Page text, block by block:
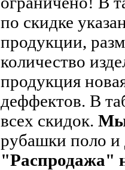
по скидке
продукции,
количество
продукция
деффектов. В
всех скидок. Мы
рубашки поло
"Распродажа"